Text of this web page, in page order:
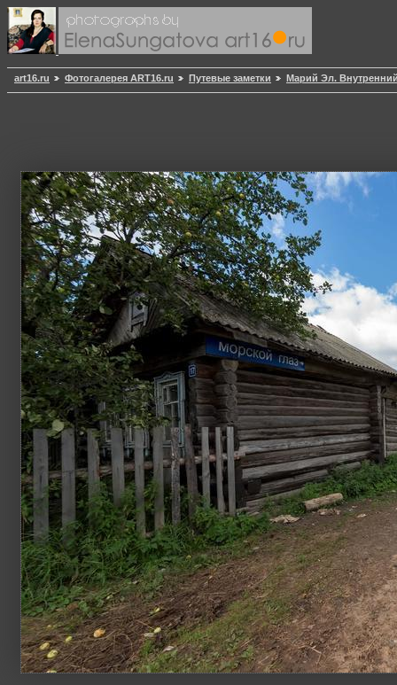
art16.ru Фотогалерея ART16.ru Путевые заметки Марий Эл. Внутренний